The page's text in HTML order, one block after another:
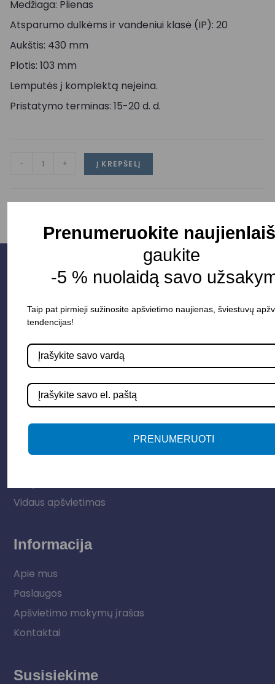
Medžiaga: Plienas
Atsparumo dulkėms ir vandeniui klasė (IP): 20
Aukštis: 430 mm
Plotis: 103 mm
Lemputės į komplektą neįeina.
Pristatymo terminas: 15-20 d. d.
- + Į KREPŠELĮ
Parduotuvė
Apšvietimo sistemos
Vidaus apšvietimas
Informacija
Apie mus
Paslaugos
Apšvietimo mokymų įrašas
Kontaktai
Susisiekime
Prenumeruokite
gaukite
-5 % nuolaidą savo
Taip pat pirmieji sužinosite apšvietimo naujienas, šviestuvų
tendencijas!
PRENUMERUOTI